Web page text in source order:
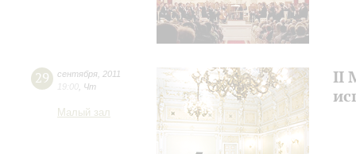
29 сентября 2011
19:00 Чт
Малый зал
II